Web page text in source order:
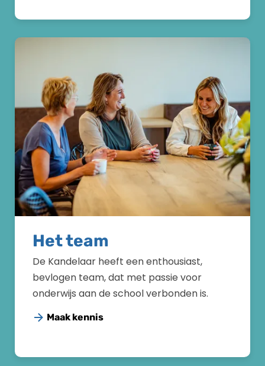
Het team
De Kandelaar heeft een enthousiast,
bevlogen team, dat met passie voor
onderwijs aan de school verbonden is.
Maak kennis